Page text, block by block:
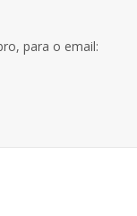
para o email: